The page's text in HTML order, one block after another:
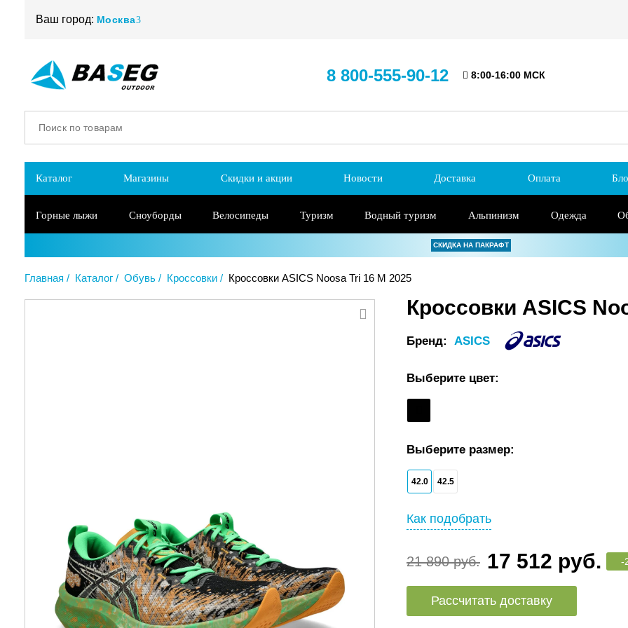
Ваш город: Москва
8 800-555-90-12 8:00-16:00 МСК
Каталог Магазины Скидки и акции Новости Доставка Оплата
Горные лыжи Сноуборды Велосипеды Туризм Водный туризм Альпинизм Одежда
СКИДКА НА ПАКРАФТ
Главная Каталог Обувь Кроссовки Кроссовки ASICS Noosa Tri 16 M 2025
Кроссовки ASICS
Бренд: ASICS
Выберите цвет:
Выберите размер:
42.0 42.5
Как подобрать
21 890 руб. 17 512 руб. -
Рассчитать доставку